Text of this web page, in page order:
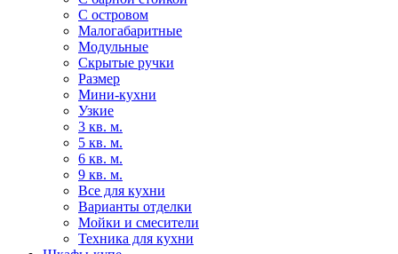
С островом
Малогабаритные
Модульные
Скрытые ручки
Размер
Мини-кухни
Узкие
3 кв. м.
5 кв. м.
6 кв. м.
9 кв. м.
Все для кухни
Варианты отделки
Мойки и смесители
Техника для кухни